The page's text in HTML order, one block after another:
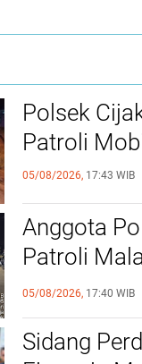
Polsek
Patroli
05/08/2026, 17:43 WIB
Anggota
Patroli
Kamtibmas
05/08/2026, 17:40 WIB
Sidang